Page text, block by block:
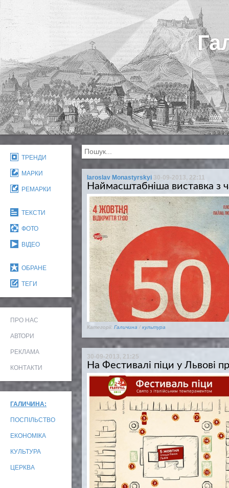
ТРЕНДИ
МАРКИ
РЕМАРКИ
ТЕКСТИ
ФОТО
ВІДЕО
ОБРАНЕ
ТЕГИ
ПРО НАС
АВТОРИ
РЕКЛАМА
КОНТАКТИ
ГАЛИЧИНА:
ПОСПІЛЬСТВО
ЕКОНОМІКА
КУЛЬТУРА
ЦЕРКВА
Iaroslav Monastyrskyi 30-09-2013, 22:11
Наймасштабніша виставка з
Категорії: Галичина / культура
30-09-2013, 21:25
На Фестивалі піци у Львові